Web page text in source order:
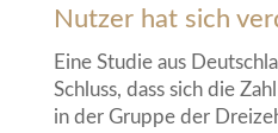
Nutzer hat sich
Eine Studie aus
Schluss, dass sich die
in der Gruppe der